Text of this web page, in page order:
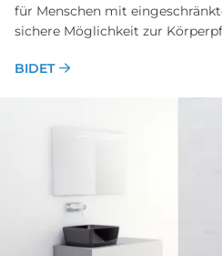
für Menschen mit
sichere Möglichkeit zur
BIDET